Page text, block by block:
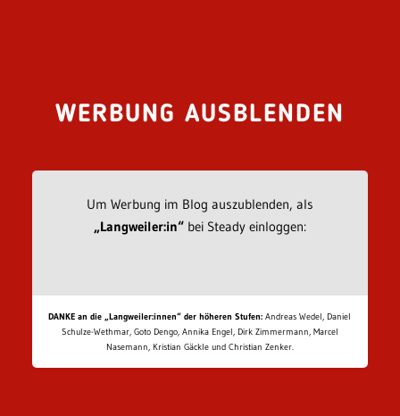
WERBUNG AUSBLENDEN
Um Werbung im Blog auszublenden, als
„Langweiler:in“bei Steady einloggen:
DANKE an die „Langweiler:innen“ der höheren Stufen: Andreas Wedel, Daniel
Schulze-Wethmar, Goto Dengo, Annika Engel, Dirk Zimmermann, Marcel
Nasemann, Kristian Gäckle und Christian Zenker.